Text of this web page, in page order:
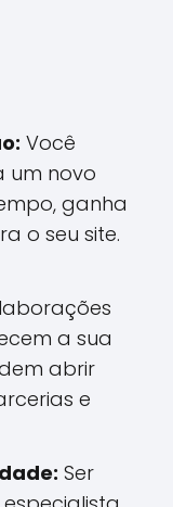
Você
um novo
ganha
o seu site.
a sua
abrir
e
Ser